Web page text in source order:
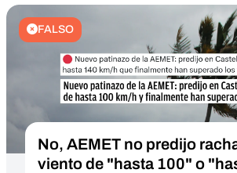
FALSO
No, AEMET no predijo
viento de "hasta 100" o